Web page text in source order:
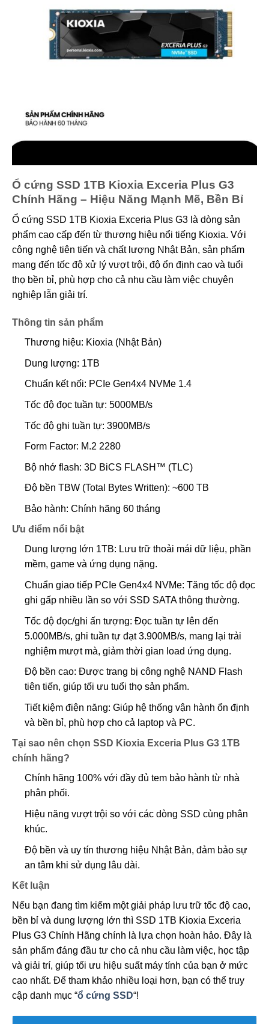
Ổ cứng SSD 1TB Kioxia Exceria Plus G3
Chính Hãng – Hiệu Năng Mạnh Mẽ, Bền Bỉ
Ổ cứng SSD 1TB Kioxia Exceria Plus G3 là dòng sản
phẩm cao cấp đến từ thương hiệu nổi tiếng Kioxia. Với
công nghệ tiên tiến và chất lượng Nhật Bản, sản phẩm
mang đến tốc độ xử lý vượt trội, độ ổn định cao và tuổi
thọ bền bỉ, phù hợp cho cả nhu cầu làm việc chuyên
nghiệp lẫn giải trí.
Thông tin sản phẩm
Thương hiệu: Kioxia (Nhật Bản)
Dung lượng: 1TB
Chuẩn kết nối: PCIe Gen4x4 NVMe 1.4
Tốc độ đọc tuần tự: 5000MB/s
Tốc độ ghi tuần tự: 3900MB/s
Form Factor: M.2 2280
Bộ nhớ flash: 3D BiCS FLASH™ (TLC)
Độ bền TBW (Total Bytes Written): ~600 TB
Bảo hành: Chính hãng 60 tháng
Ưu điểm nổi bật
Dung lượng lớn 1TB: Lưu trữ thoải mái dữ liệu, phần
mềm, game và ứng dụng nặng.
Chuẩn giao tiếp PCIe Gen4x4 NVMe: Tăng tốc độ đọc
ghi gấp nhiều lần so với SSD SATA thông thường.
Tốc độ đọc/ghi ấn tượng: Đọc tuần tự lên đến
5.000MB/s, ghi tuần tự đạt 3.900MB/s, mang lại trải
nghiệm mượt mà, giảm thời gian load ứng dụng.
Độ bền cao: Được trang bị công nghệ NAND Flash
tiên tiến, giúp tối ưu tuổi thọ sản phẩm.
Tiết kiệm điện năng: Giúp hệ thống vận hành ổn định
và bền bỉ, phù hợp cho cả laptop và PC.
Tại sao nên chọn SSD Kioxia Exceria Plus G3 1TB
chính hãng?
Chính hãng 100% với đầy đủ tem bảo hành từ nhà
phân phối.
Hiệu năng vượt trội so với các dòng SSD cùng phân
khúc.
Độ bền và uy tín thương hiệu Nhật Bản, đảm bảo sự
an tâm khi sử dụng lâu dài.
Kết luận
Nếu bạn đang tìm kiếm một giải pháp lưu trữ tốc độ cao,
bền bỉ và dung lượng lớn thì SSD 1TB Kioxia Exceria
Plus G3 Chính Hãng chính là lựa chọn hoàn hảo. Đây là
sản phẩm đáng đầu tư cho cả nhu cầu làm việc, học tập
và giải trí, giúp tối ưu hiệu suất máy tính của bạn ở mức
cao nhất. Để tham khảo nhiều loại hơn, bạn có thể truy
cập danh mục “ổ cứng SSD“!